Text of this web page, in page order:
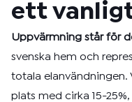
ett
Uppvärmning står för
svenska hem och
totala elanvändningen.
plats med cirka 15-